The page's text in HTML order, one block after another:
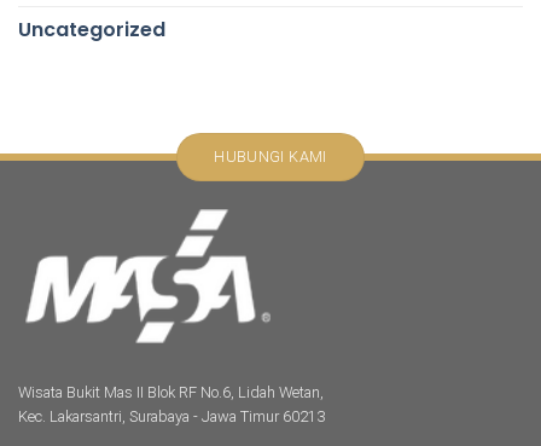
Uncategorized
Wisata Bukit Mas II Blok RF No.6, Lidah Wetan,
Kec. Lakarsantri, Surabaya - Jawa Timur 60213
HUBUNGI KAMI